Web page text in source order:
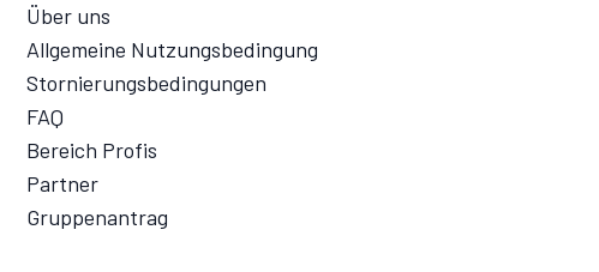
Über uns
Allgemeine Nutzungsbedingung
Stornierungsbedingungen
FAQ
Bereich Profis
Partner
Gruppenantrag